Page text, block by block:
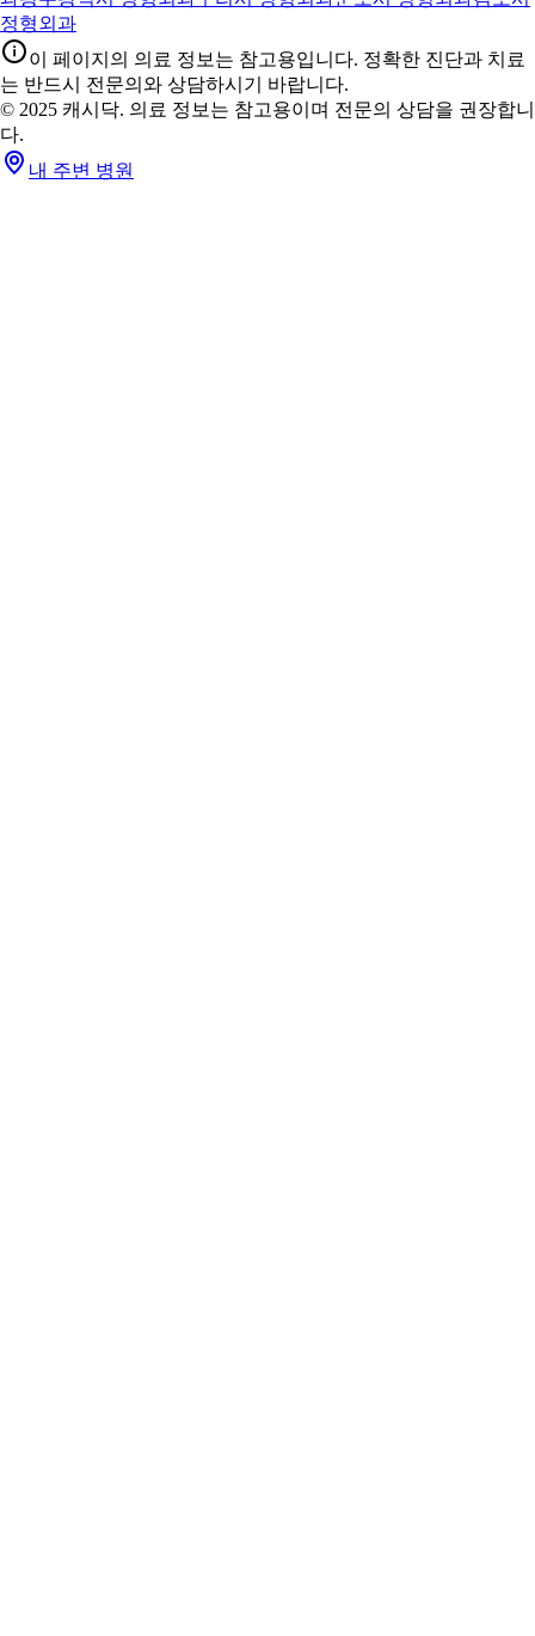
정형외과
이 페이지의 의료 정보는 참고용입니다. 정확한 진단과 치료
는 반드시 전문의와 상담하시기 바랍니다.
© 2025 캐시닥. 의료 정보는 참고용이며 전문의 상담을 권장합니
다.
내 주변 병원